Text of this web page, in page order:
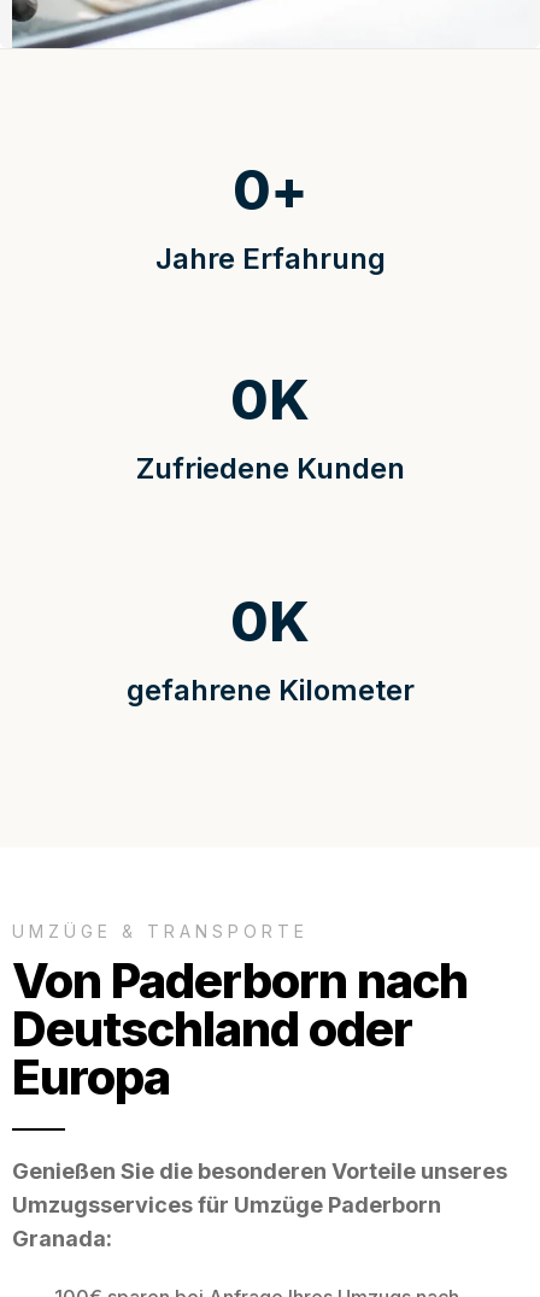
Jahre Erfahrung
0+
Zufriedene Kunden
0K
gefahrene Kilometer
0K
UMZÜGE & TRANSPORTE
Von Paderborn nach
Deutschland oder
Europa
Genießen Sie die besonderen Vorteile unseres
Umzugsservices für Umzüge Paderborn
Granada: